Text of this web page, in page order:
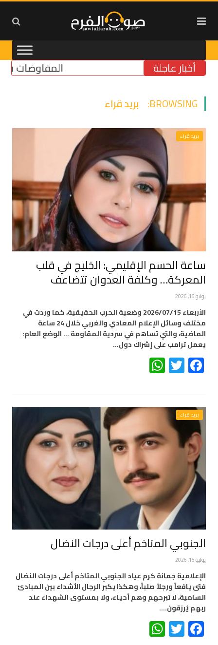
أخبار عاجلة المفاوضات فشلت
BROWSING: بريد قراء
بريد قراء
ساعة الحسم الإقليمي: الخليج في قلب
المعركة… وكلفة العدوان تتضاعف
يوليو 16, 2026
الأربعاء 2026/07/15 وضعية الحرب الحقيقية، كما وردت في
مختلف وسائل الإعلام المعادي والغربي خلال 24 ساعة
الماضية، والتي تساهم في سردية المقاومة … الوضع العام:
يعمل ترامب على إشراك دول…
Facebook
Twitter
بريد قراء
الجنوبي المتاخم أعلى درجات النضال
يوليو 16, 2026
الإعلامية جمانة كرم عياد الجنوبي المتاخم أعلى درجات النضال
فتىً يافعاً ورجلاً صلباً، وهكذا يكبر الرجال الأشداء بين المبادئ
السامية، لا تبرحهم وهم أحياء، ولا بمستوى الشهداء عند
ربهم يُرزقون.…
Facebook
Twitter